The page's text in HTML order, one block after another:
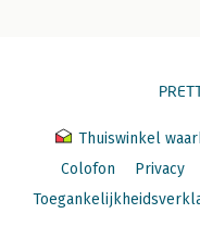
Thuiswinkel
Colofon
Privacy